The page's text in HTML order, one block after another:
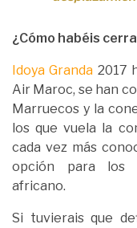
¿Cómo habéis
Idoya Granda 2017
Air Maroc, se han
Marruecos y la
los que vuela la
cada vez más
opción para los
africano.
Si tuvierais que